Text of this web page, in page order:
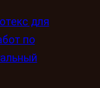
для
по